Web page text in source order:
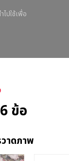
ปใช้เพื่อ
ข้อ
าดภาพ